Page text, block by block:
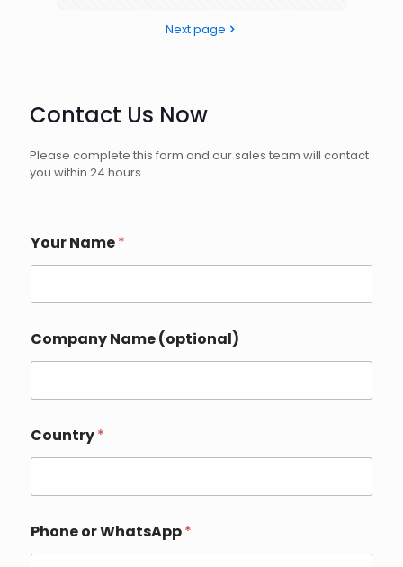
Next page
Contact Us Now
Please complete this form and our sales team will contact
you within 24 hours.
Your Name*
Company Name (optional)
Country*
Phone or WhatsApp*